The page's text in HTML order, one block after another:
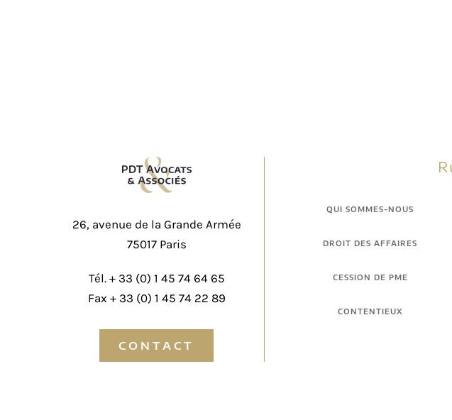
26, avenue de la Grande Armée
75017 Paris
Tél. + 33 (0) 1 45 74 64 65
Fax + 33 (0) 1 45 74 22 89
CONTACT
QUI SOMMES-NOUS
DROIT DES AFFAIRES
CESSION DE PME
CONTENTIEUX